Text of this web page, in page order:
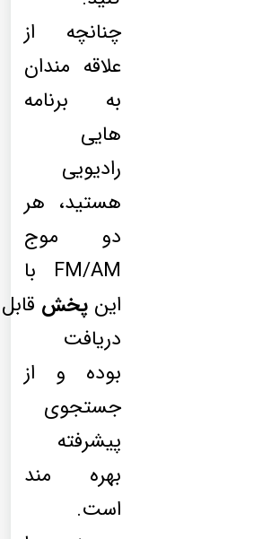
چنانچه از
علاقه مندان
به برنامه
هایی
رادیویی
هستید، هر
دو موج
FM/AM با
این پخش قابل
دریافت
بوده و از
جستجوی
پیشرفته
بهره مند
است.